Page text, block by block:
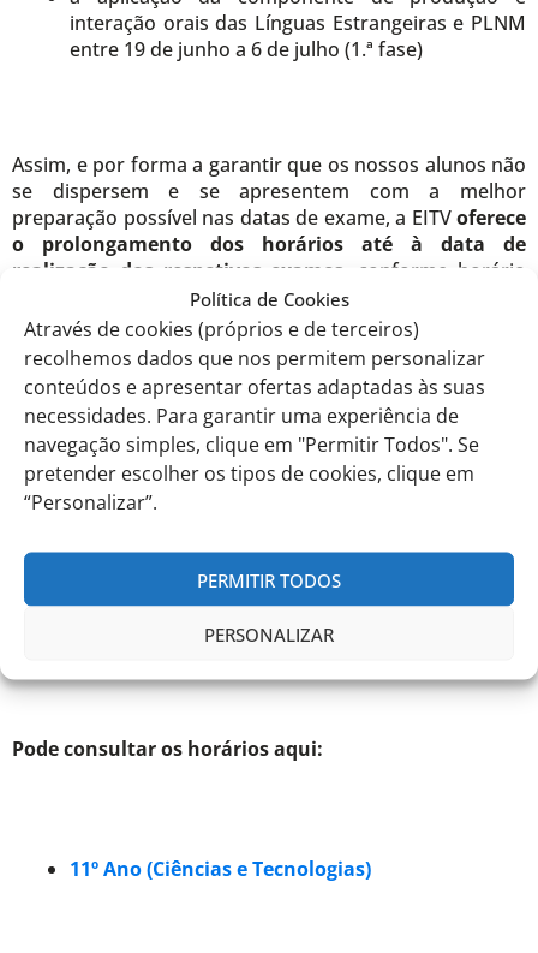
Política de Cookies
Através de cookies (próprios e de terceiros)
recolhemos dados que nos permitem personalizar
conteúdos e apresentar ofertas adaptadas às suas
necessidades. Para garantir uma experiência de
navegação simples, clique em "Permitir Todos". Se
pretender escolher os tipos de cookies, clique em
“Personalizar”.
PERMITIR TODOS
PERSONALIZAR
interação orais das Línguas Estrangeiras e PLNM
entre 19 de junho a 6 de julho (1.ª fase)
Assim, e por forma a garantir que os nossos alunos não
se dispersem e se apresentem com a melhor
preparação possível nas datas de exame, a EITVoferece
o prolongamento dos horários até à data de
realização dos respetivos exames , conforme horário
para os quais
participação de todos os Alunos e a colaboração dos
Encarregados de Educação.
Os alunos têm, portanto, um horário de trabalho
definido para permanecerem na escola das 9h até às
16h15m.
Frequência, não será permitida a permanência na
escola a alun@s que não pretendam frequentar estes
apoios ou que revelem indisponibilidade para
Pode consultar os horários aqui:
11º Ano (Ciências e Tecnologias)